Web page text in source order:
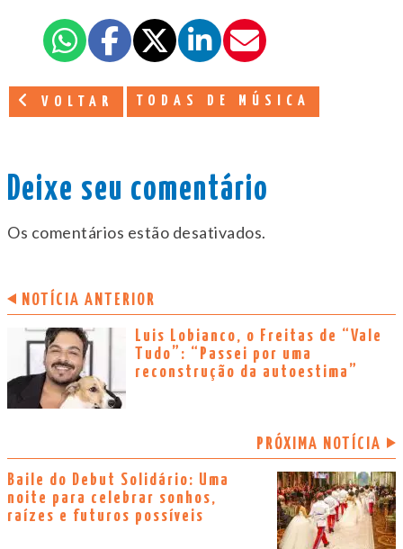
VOLTAR TODAS DE MÚSICA
Deixe seu comentário
Os comentários estão desativados.
NOTÍCIA ANTERIOR
Luis Lobianco, o Freitas de “Vale
Tudo”: “Passei por uma
reconstrução da autoestima”
PRÓXIMA NOTÍCIA
Baile do Debut Solidário: Uma
noite para celebrar sonhos,
raízes e futuros possíveis